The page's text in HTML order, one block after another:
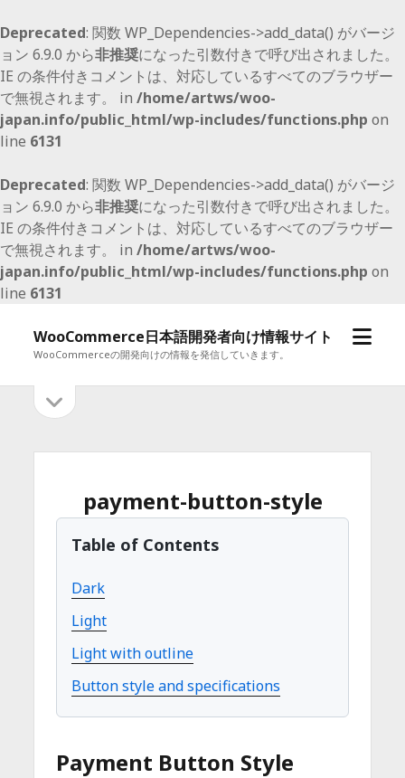
Deprecated: 関数 WP_Dependencies->add_data() がバージ
ョン 6.9.0 から非推奨になった引数付きで呼び出されました。
IE の条件付きコメントは、対応しているすべてのブラウザー
で無視されます。 in /home/artws/woo-
japan.info/public_html/wp-includes/functions.php on
line 6131
Deprecated: 関数 WP_Dependencies->add_data() がバージ
ョン 6.9.0 から非推奨になった引数付きで呼び出されました。
IE の条件付きコメントは、対応しているすべてのブラウザー
で無視されます。 in /home/artws/woo-
japan.info/public_html/wp-includes/functions.php on
line 6131
WooCommerce日本語開発者向け情報サイト
WooCommerceの開発向けの情報を発信していきます。
メ
イ
バ
く
payment-button-style
Table of Contents
Dark
Light
Light with outline
Button style and specifications
Payment Button Style